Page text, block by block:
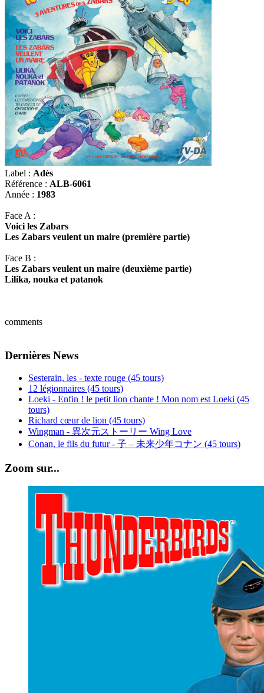
Label : Adès
Référence : ALB-6061
Année : 1983
Face A :
Voici les Zabars
Les Zabars veulent un maire (première partie)
Face B :
Les Zabars veulent un maire (deuxième partie)
Lilika, nouka et patanok
comments
Dernières News
Sesterain, les - texte rouge (45 tours)
12 légionnaires (45 tours)
Loeki - Enfin ! le petit lion chante ! Mon nom est Loeki (45
tours)
Richard cœur de lion (45 tours)
Wingman - 異次元ストーリー Wing Love
Conan, le fils du futur - 子 – 未来少年コナン (45 tours)
Zoom sur...